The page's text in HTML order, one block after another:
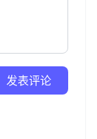
发表评论